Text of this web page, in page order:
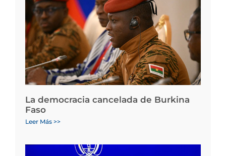
La democracia cancelada de Burkina
Faso
Leer Más >>